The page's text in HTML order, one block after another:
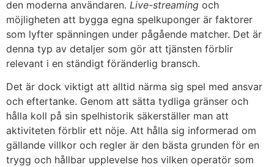
den moderna användaren. Live-streaming och
möjligheten att bygga egna spelkuponger är faktorer
som lyfter spänningen under pågående matcher. Det är
denna typ av detaljer som gör att tjänsten förblir
relevant i en ständigt föränderlig bransch.
Det är dock viktigt att alltid närma sig spel med ansvar
och eftertanke. Genom att sätta tydliga gränser och
hålla koll på sin spelhistorik säkerställer man att
aktiviteten förblir ett nöje. Att hålla sig informerad om
gällande villkor och regler är den bästa grunden för en
trygg och hållbar upplevelse hos vilken operatör som